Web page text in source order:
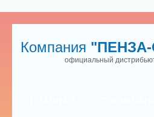
Компания
официальный